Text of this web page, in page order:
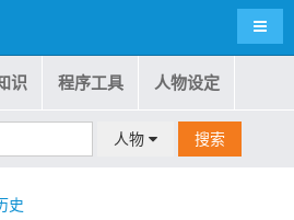
导航
识 程序工具 人物设定
人物 搜索
史